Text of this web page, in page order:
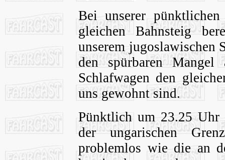
Bei unserer
gleichen Bahnsteig
unserem jugoslawischen
den spürbaren
Schlafwagen den
uns gewohnt sind.
Pünktlich um 23.25
der ungarischen
problemlos wie die an